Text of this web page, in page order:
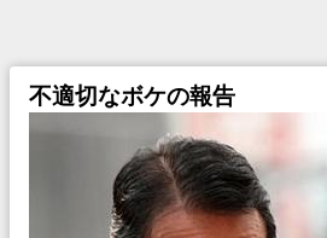
不適切なボケの報告